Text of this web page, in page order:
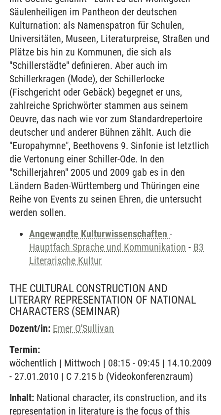
Säulenheiligen im Pantheon der deutschen
Kulturnation: als Namenspatron für Schulen,
Universitäten, Museen, Literaturpreise, Straßen und
Plätze bis hin zu Kommunen, die sich als
"Schillerstädte" definieren. Aber auch im
Schillerkragen (Mode), der Schillerlocke
(Fischgericht oder Gebäck) begegnet er uns,
zahlreiche Sprichwörter stammen aus seinem
Oeuvre, das nach wie vor zum Standardrepertoire
deutscher und anderer Bühnen zählt. Auch die
"Europahymne", Beethovens 9. Sinfonie ist letztlich
die Vertonung einer Schiller-Ode. In den
"Schillerjahren" 2005 und 2009 gab es in den
Ländern Baden-Württemberg und Thüringen eine
Reihe von Events zu seinen Ehren, die untersucht
werden sollen.
Angewandte Kulturwissenschaften -
Hauptfach Sprache und Kommunikation - B3
Literarische Kultur
THE CULTURAL CONSTRUCTION AND
LITERARY REPRESENTATION OF NATIONAL
CHARACTERS (SEMINAR)
Dozent/in: Emer O'Sullivan
Termin:
wöchentlich | Mittwoch | 08:15 - 09:45 | 14.10.2009
- 27.01.2010 | C 7.215 b (Videokonferenzraum)
Inhalt: National character, its construction, and its
representation in literature is the focus of this